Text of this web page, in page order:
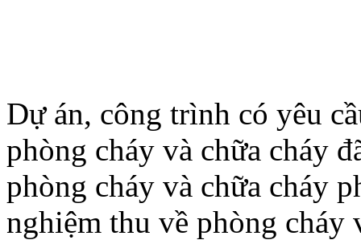
Dự án, công trình có yêu
phòng cháy và chữa cháy
phòng cháy và chữa cháy
nghiệm thu về phòng cháy